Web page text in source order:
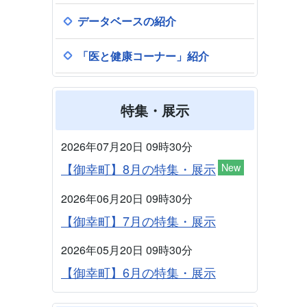
データベースの紹介
「医と健康コーナー」紹介
特集・展示
2026年07月20日 09時30分
【御幸町】8月の特集・展示 New
2026年06月20日 09時30分
【御幸町】7月の特集・展示
2026年05月20日 09時30分
【御幸町】6月の特集・展示